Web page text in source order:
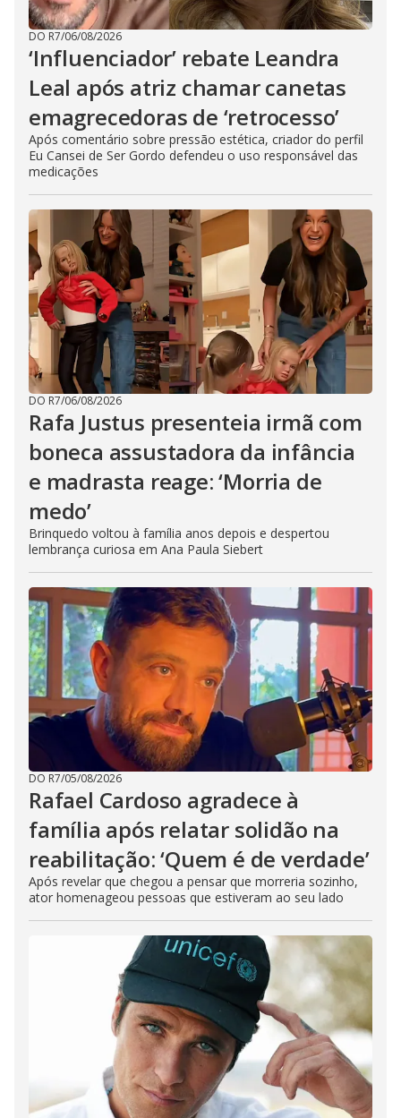
DO R7/06/08/2026
‘Influenciador’ rebate Leandra
Leal após atriz chamar canetas
emagrecedoras de ‘retrocesso’
Após comentário sobre pressão estética, criador do perfil
Eu Cansei de Ser Gordo defendeu o uso responsável das
medicações
DO R7/06/08/2026
Rafa Justus presenteia irmã com
boneca assustadora da infância
e madrasta reage: ‘Morria de
medo’
Brinquedo voltou à família anos depois e despertou
lembrança curiosa em Ana Paula Siebert
DO R7/05/08/2026
Rafael Cardoso agradece à
família após relatar solidão na
reabilitação: ‘Quem é de verdade’
Após revelar que chegou a pensar que morreria sozinho,
ator homenageou pessoas que estiveram ao seu lado